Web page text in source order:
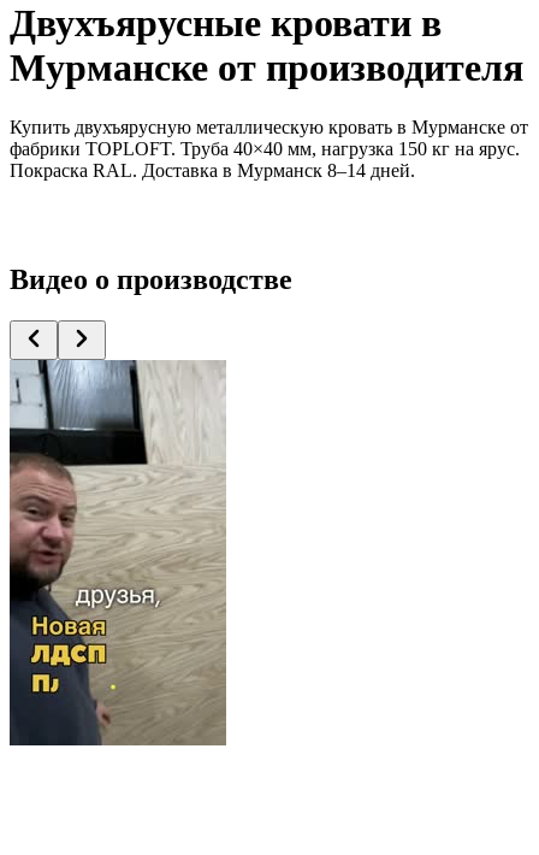
Двухъярусные кровати в
Мурманске от производителя
Купить двухъярусную металлическую кровать в Мурманске от
фабрики TOPLOFT. Труба 40×40 мм, нагрузка 150 кг на ярус.
Покраска RAL. Доставка в Мурманск 8–14 дней.
Видео о производстве